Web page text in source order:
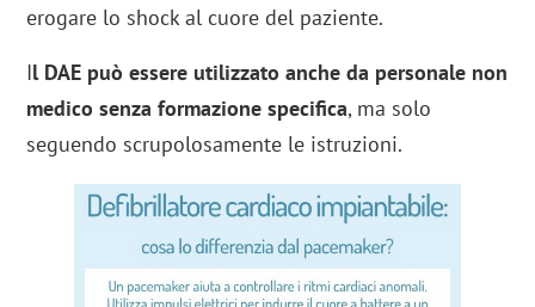
erogare lo shock al cuore del paziente.
Il DAE può essere utilizzato anche da personale non
medico senza formazione specifica, ma solo
seguendo scrupolosamente le istruzioni.